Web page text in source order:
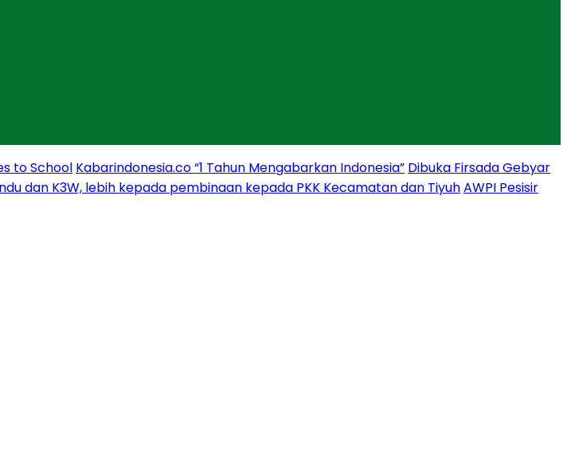
to School Kabarindonesia.co “1 Tahun Mengabarkan Indonesia” Dibuka Firsada Gebyar
dan K3W, lebih kepada pembinaan kepada PKK Kecamatan dan TiyuhAWPI Pesisir